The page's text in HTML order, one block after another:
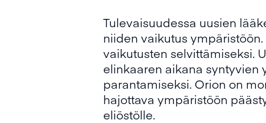
Tulevaisuudessa uusien
niiden vaikutus
vaikutusten selvittämiseksi.
elinkaaren aikana syntyvien
parantamiseksi. Orion on
hajottava ympäristöön
eliöstölle.